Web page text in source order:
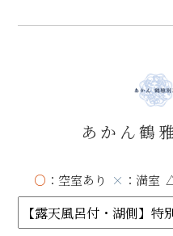
あかん鶴
○ ：空室あり × ：満室